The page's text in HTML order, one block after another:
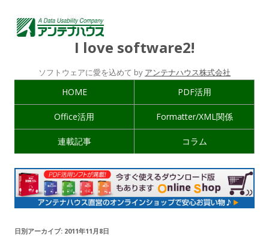
I love software2!
ソフトウェアに愛を込めて by アンテナハウス株式会社
HOME PDF活用
Office活用 Formatter/XML関係
連載記事 コラム
日別アーカイブ: 2011年11月8日